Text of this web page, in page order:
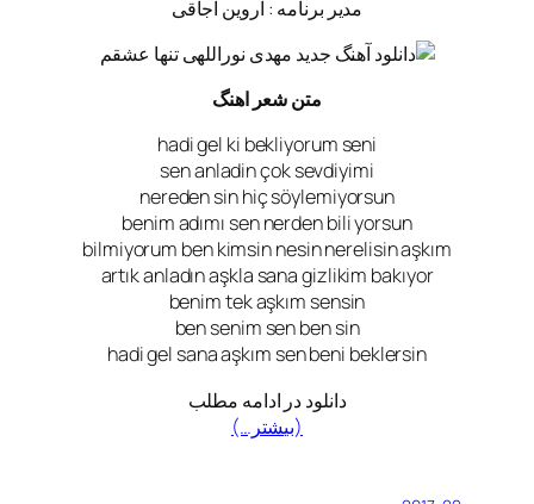
مدیر برنامه : آروین اجاقی
متن شعر اهنگ
hadi gel ki bekliyorum seni
sen anladin çok sevdiyimi
nereden sin hiç söylemiyorsun
benim adımı sen nerden bili yorsun
bilmiyorum ben kimsin nesin nerelisin aşkım
artık anladın aşkla sana gizlikim bakıyor
benim tek aşkım sensin
ben senim sen ben sin
hadi gel sana aşkım sen beni beklersin
دانلود در ادامه مطلب
(بیشتر…)